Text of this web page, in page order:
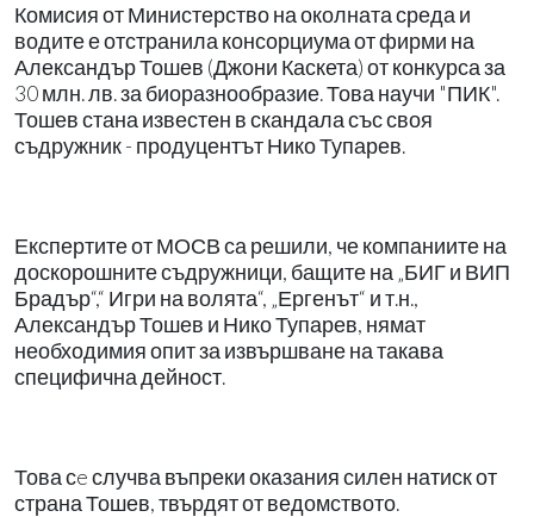
Комисия от Министерство на околната среда и
водите е отстранила консорциума от фирми на
Александър Тошев (Джони Каскета) от конкурса за
30 млн. лв. за биоразнообразие. Това научи "ПИК".
Тошев стана известен в скандала със своя
съдружник - продуцентът Нико Тупарев.
Експертите от МОСВ са решили, че компаниите на
доскорошните съдружници, бащите на „БИГ и ВИП
Брадър“,“ Игри на волята“, „Ергенът“ и т.н.,
Александър Тошев и Нико Тупарев, нямат
необходимия опит за извършване на такава
специфична дейност.
Това сe случва въпреки оказания силен натиск от
страна Тошев, твърдят от ведомството.